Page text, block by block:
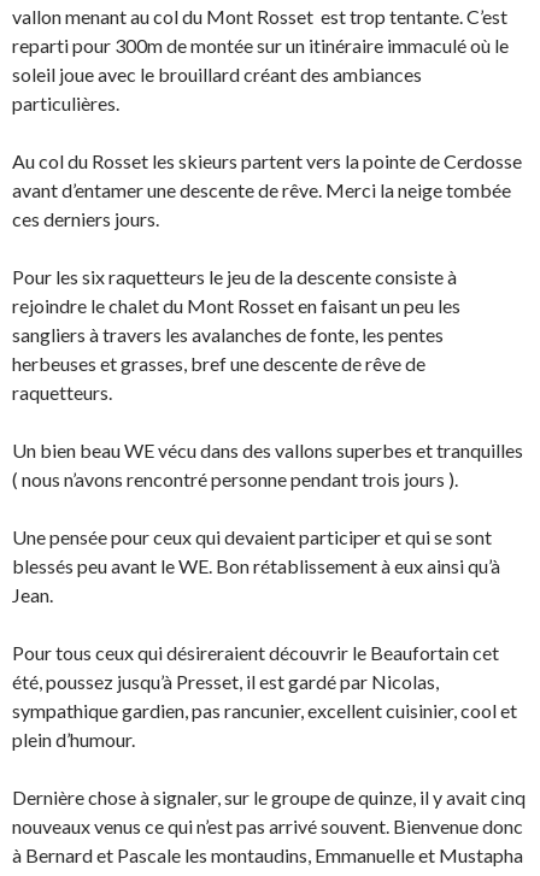
vallon menant au col du Mont Rosset est trop tentante. C’est
reparti pour 300m de montée sur un itinéraire immaculé où le
soleil joue avec le brouillard créant des ambiances
particulières.
Au col du Rosset les skieurs partent vers la pointe de Cerdosse
avant d’entamer une descente de rêve. Merci la neige tombée
ces derniers jours.
Pour les six raquetteurs le jeu de la descente consiste à
rejoindre le chalet du Mont Rosset en faisant un peu les
sangliers à travers les avalanches de fonte, les pentes
herbeuses et grasses, bref une descente de rêve de
raquetteurs.
Un bien beau WE vécu dans des vallons superbes et tranquilles
( nous n’avons rencontré personne pendant trois jours ).
Une pensée pour ceux qui devaient participer et qui se sont
blessés peu avant le WE. Bon rétablissement à eux ainsi qu’à
Jean.
Pour tous ceux qui désireraient découvrir le Beaufortain cet
été, poussez jusqu’à Presset, il est gardé par Nicolas,
sympathique gardien, pas rancunier, excellent cuisinier, cool et
plein d’humour.
Dernière chose à signaler, sur le groupe de quinze, il y avait cinq
nouveaux venus ce qui n’est pas arrivé souvent. Bienvenue donc
à Bernard et Pascale les montaudins, Emmanuelle et Mustapha